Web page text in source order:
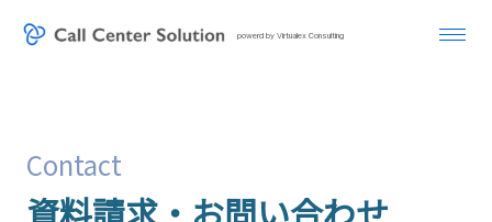
powerd by Virtualex Consulting
Contact
資料請求・お問い合わせ